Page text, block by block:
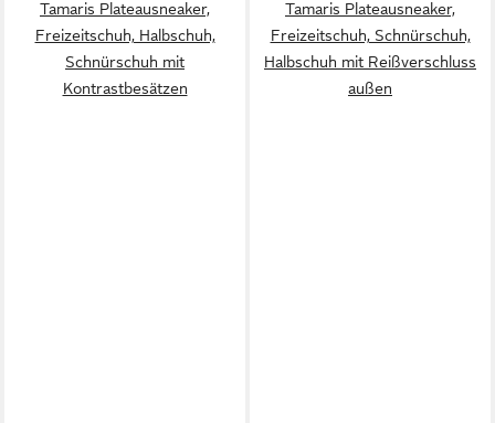
Tamaris Plateausneaker,
Freizeitschuh, Halbschuh,
Schnürschuh mit
Kontrastbesätzen
Tamaris Plateausneaker,
Freizeitschuh, Schnürschuh,
Halbschuh mit Reißverschluss
außen